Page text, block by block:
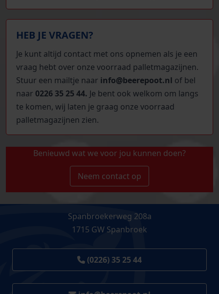
HEB JE VRAGEN?
Je kunt altijd contact met ons opnemen als je een
vraag hebt over onze voorraad palletmagazijnen.
Stuur een mailtje naar info@beerepoot.nl of bel
naar 0226 35 25 44. Je bent ook welkom om langs
te komen, wij laten je graag onze voorraad
palletmagazijnen zien.
Benieuwd wat we voor jou kunnen doen?
Neem contact op
Spanbroekerweg 208a
1715 GW Spanbroek
(0226) 35 25 44